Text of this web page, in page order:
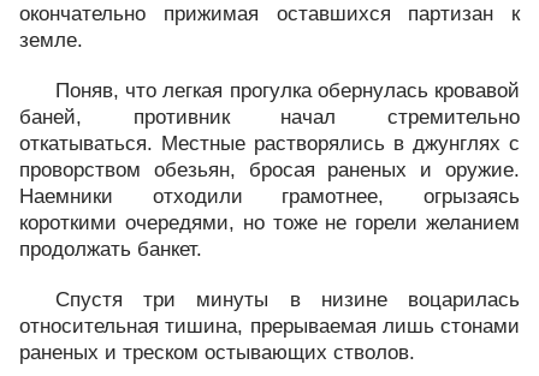
окончательно прижимая оставшихся партизан к
земле.
Поняв, что легкая прогулка обернулась кровавой
баней, противник начал стремительно
откатываться. Местные растворялись в джунглях с
проворством обезьян, бросая раненых и оружие.
Наемники отходили грамотнее, огрызаясь
короткими очередями, но тоже не горели желанием
продолжать банкет.
Спустя три минуты в низине воцарилась
относительная тишина, прерываемая лишь стонами
раненых и треском остывающих стволов.